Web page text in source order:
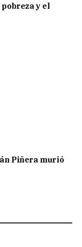
y el
Piñera murió